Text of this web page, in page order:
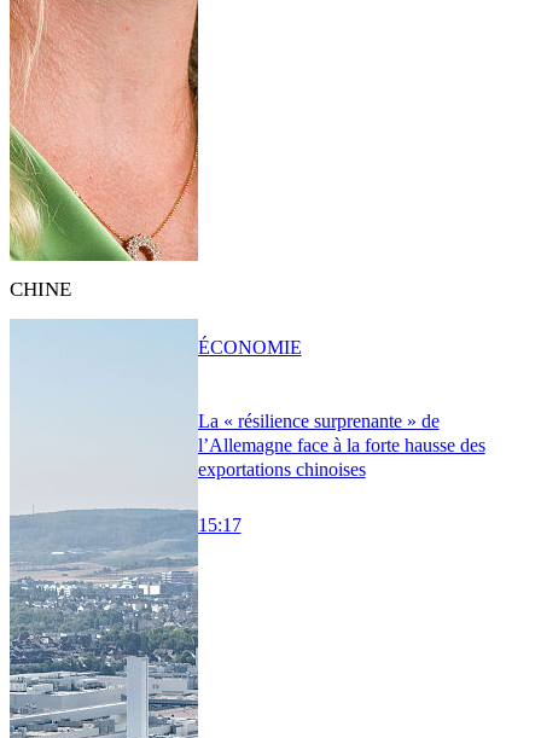
CHINE
La « résilience surprenante » de
l’Allemagne face à la forte hausse des
exportations chinoises
15:17
ÉCONOMIE